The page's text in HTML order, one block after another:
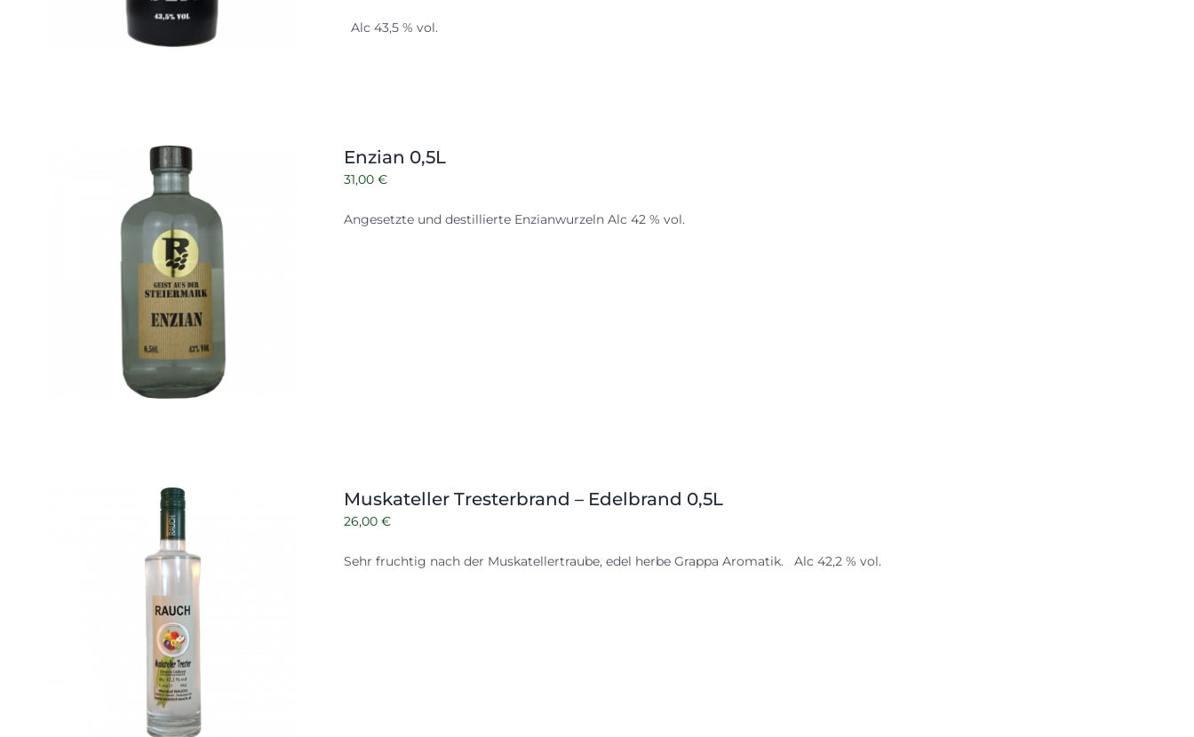
Alc 43,5 % vol.
Enzian 0,5L
31,00 €
Angesetzte und destillierte Enzianwurzeln Alc 42 % vol.
Muskateller Tresterbrand – Edelbrand 0,5L
26,00 €
Sehr fruchtig nach der Muskatellertraube, edel herbe Grappa Aromatik. Alc 42,2 % vol.